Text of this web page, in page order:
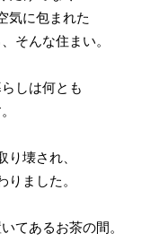
気に包まれた
そんな住まい。
しは何とも
壊され、
ました。
てあるお茶の間。